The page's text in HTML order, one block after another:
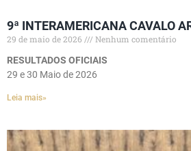
9ª INTERAMERICANA CAVALO
29 de maio de 2026
Nenhum comentário
RESULTADOS OFICIAIS
29 e 30 Maio de 2026
Leia mais»